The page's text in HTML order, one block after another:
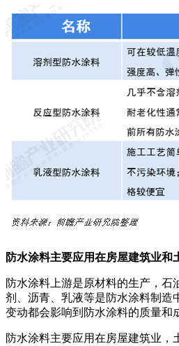
防水涂料主要应用在房屋建筑业和
防水涂料上游是原材料的生产，石
剂、沥青、乳液等是防水涂料制造
变动都会影响到防水涂料的质量和
防水涂料主要应用在房屋建筑业，